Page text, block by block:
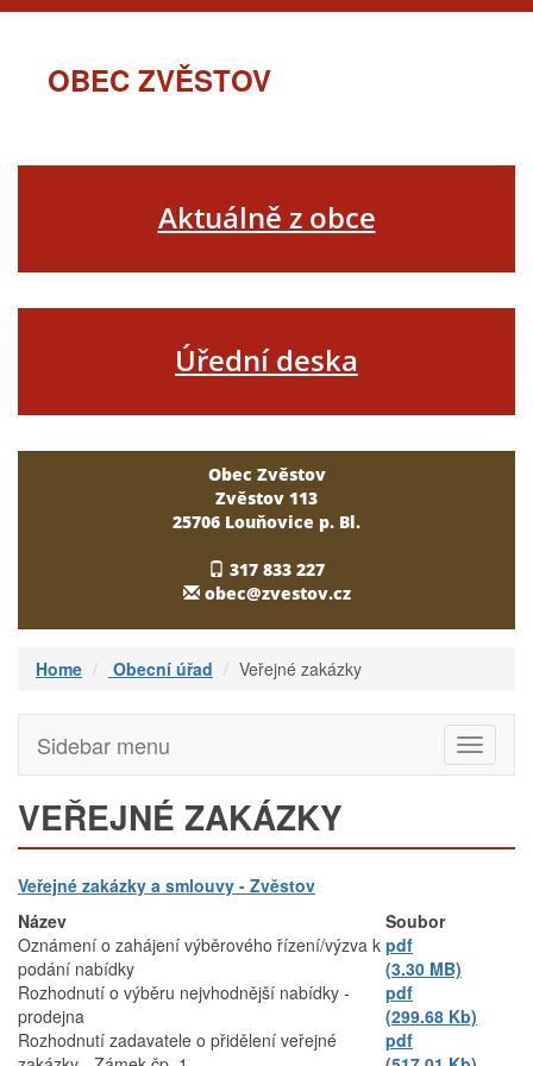
OBEC ZVĚSTOV
Aktuálně z obce
Úřední deska
Obec Zvěstov
Zvěstov 113
25706 Louňovice p. Bl.
317 833 227
obec@zvestov.cz
Home Obecní úřad Veřejné zakázky
Toggle
Sidebar menu
VEŘEJNÉ ZAKÁZKY
Veřejné zakázky a smlouvy - Zvěstov
Název
Soubor
Oznámení o zahájení výběrového řízení/výzva k
podání nabídky
pdf
(3.30 MB)
Rozhodnutí o výběru nejvhodnější nabídky -
prodejna
pdf
(299.68 Kb)
Rozhodnutí zadavatele o přidělení veřejné
pdf